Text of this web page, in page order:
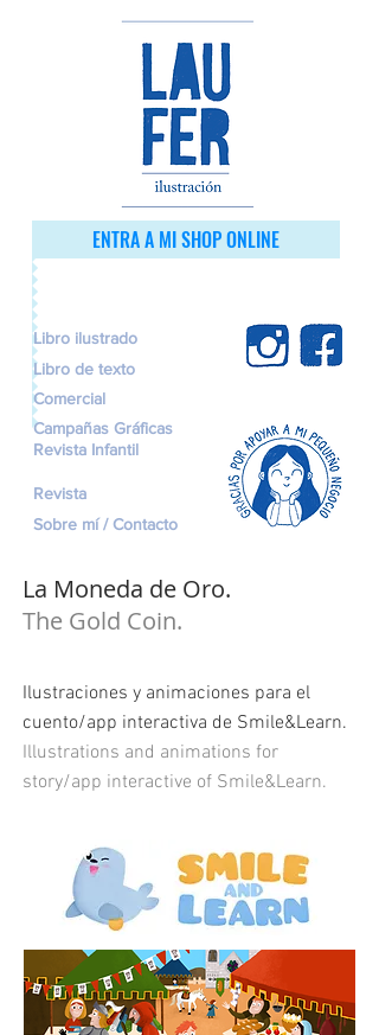
ENTRA A MI SHOP ONLINE
Libro ilustrado
Libro de texto
Comercial
Campañas Gráficas
Revista Infantil
Revista
Sobre mí / Contacto
La Moneda de Oro.
The Gold Coin.
Ilustraciones y animaciones para el
cuento/app interactiva de Smile&Learn.
Illustrations and animations for
story/app interactive of Smile&Learn.